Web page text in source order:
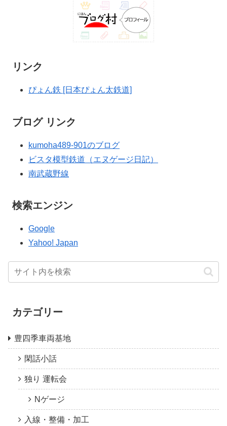
リンク
ぴょん鉄 [日本ぴょん太鉄道]
ブログ リンク
kumoha489-901のブログ
ビスタ模型鉄道（エヌゲージ日記）
南武蔵野線
検索エンジン
Google
Yahoo! Japan
カテゴリー
豊四季車両基地
閑話小話
独り 運転会
Nゲージ
入線・整備・加工